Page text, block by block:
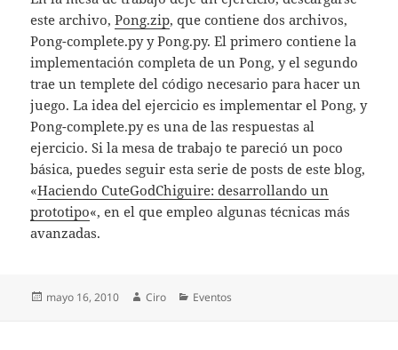
este archivo,Pong.zip, que contiene dos archivos,
Pong-complete.py y Pong.py. El primero contiene la
implementación completa de un Pong, y el segundo
trae un templete del código necesario para hacer un
juego. La idea del ejercicio es implementar el Pong, y
Pong-complete.py es una de las respuestas al
ejercicio. Si la mesa de trabajo te pareció un poco
básica, puedes seguir esta serie de posts de este blog,
«Haciendo CuteGodChiguire: desarrollando un
prototipo«, en el que empleo algunas técnicas más
avanzadas.
Publicado
mayo 16, 2010 Autor
Ciro Categorías
Eventos